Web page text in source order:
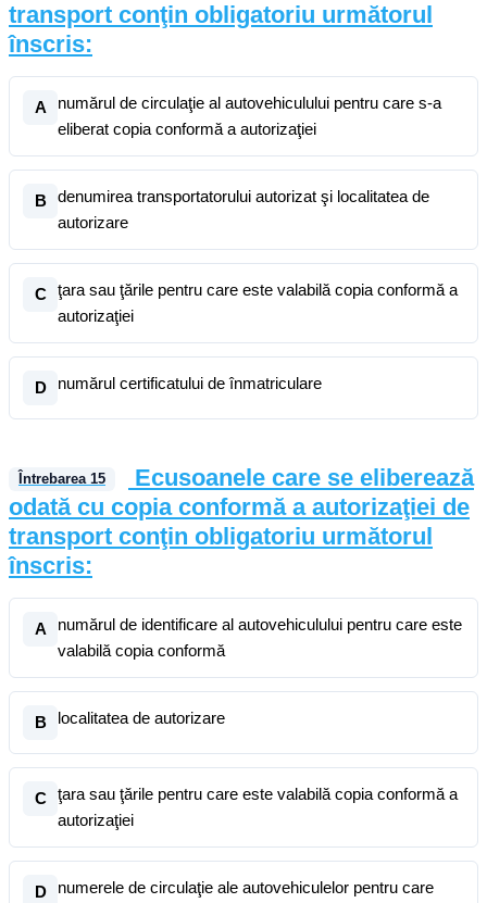
transport conţin obligatoriu următorul
înscris:
A
numărul de circulaţie al autovehiculului pentru care s-a
eliberat copia conformă a autorizaţiei
B
denumirea transportatorului autorizat şi localitatea de
autorizare
C
ţara sau ţările pentru care este valabilă copia conformă a
autorizaţiei
D numărul certificatului de înmatriculare
Întrebarea 15
Ecusoanele care se eliberează
odată cu copia conformă a autorizaţiei de
transport conţin obligatoriu următorul
înscris:
A
numărul de identificare al autovehiculului pentru care este
valabilă copia conformă
B localitatea de autorizare
C
ţara sau ţările pentru care este valabilă copia conformă a
autorizaţiei
D
numerele de circulaţie ale autovehiculelor pentru care